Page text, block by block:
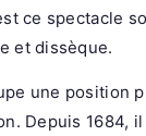
ce spectacle
et dissèque.
une position
Depuis 1684,